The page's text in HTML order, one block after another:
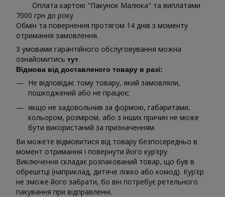
Оплата картою "Пакунок Малюка" та виплатами
7000 грн до року
Обмін та повернення протягом 14 днів з моменту
отримання замовлення.
З умовами гарантійного обслуговування можна
ознайомитись тут.
Відмова від доставленого товару в разі:
Не відповідає тому товару, який замовляли,
пошкоджений або не працює;
якщо не задовольнив за формою, габаритами,
кольором, розміром, або з інших причин не може
бути використаний за призначенням.
Ви можете відмовитися від товару безпосередньо в
момент отримання і повернути його кур’єру.
Виключення складає розпакований товар, що був в
обрешітці (наприклад, дитяче ліжко або комод). Кур’єр
не зможе його забрати, бо він потребує ретельного
пакування при відправленні.